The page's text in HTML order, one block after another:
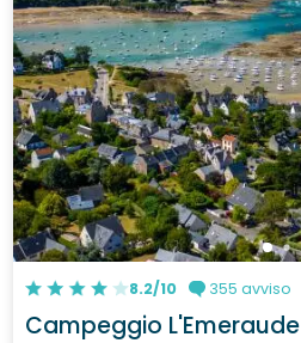
8.2/10 355 avviso
Campeggio L'Emeraude